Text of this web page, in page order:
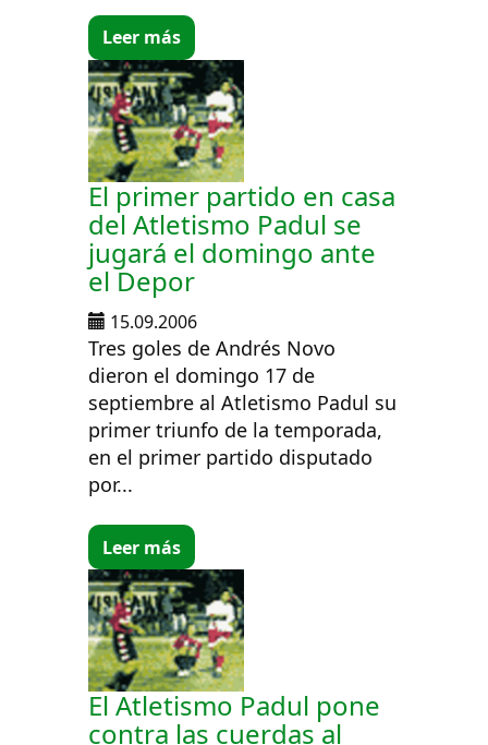
Leer más
El primer partido en casa
del Atletismo Padul se
jugará el domingo ante
el Depor
15.09.2006
Tres goles de Andrés Novo
dieron el domingo 17 de
septiembre al Atletismo Padul su
primer triunfo de la temporada,
en el primer partido disputado
por...
Leer más
El Atletismo Padul pone
contra las cuerdas al